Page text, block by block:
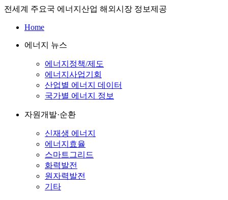
전세계 주요국 에너지산업 해외시장 정보제공
Home
에너지 뉴스
에너지정책/제도
에너지사업기회
산업별 에너지 데이터
국가별 에너지 정보
자원개발·순환
신재생 에너지
에너지효율
스마트그리드
화력발전
원자력발전
기타